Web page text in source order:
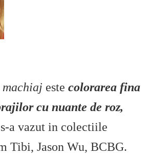
este colorarea fina
cu nuante de roz,
a vazut in colectiile
Tibi, Jason Wu, BCBG.